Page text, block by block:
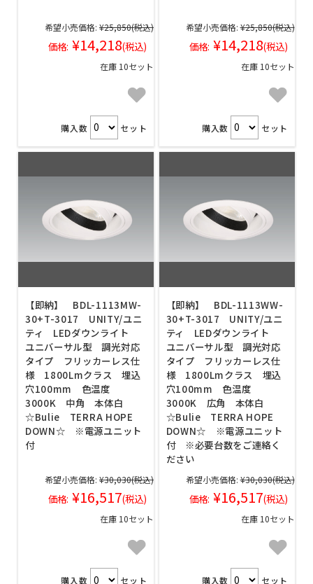
希望小売価格: ¥25,850(税込)
価格: ¥14,218(税込)
在庫 10セット
購入数 セット
希望小売価格: ¥25,850(税込)
価格: ¥14,218(税込)
在庫 10セット
購入数 セット
【即納】 BDL-1113MW-
30+T-3017 UNITY/ユニ
ティ LEDダウンライト
ユニバーサル型 調光対応
タイプ フリッカーレス仕
様 1800Lmクラス 埋込
穴100mm 色温度
3000K 中角 本体白
☆Bulie TERRA HOPE
DOWN☆ ※電源ユニット
付
希望小売価格: ¥30,030(税込)
価格: ¥16,517(税込)
在庫 10セット
購入数 セット
【即納】 BDL-1113WW-
30+T-3017 UNITY/ユニ
ティ LEDダウンライト
ユニバーサル型 調光対応
タイプ フリッカーレス仕
様 1800Lmクラス 埋込
穴100mm 色温度
3000K 広角 本体白
☆Bulie TERRA HOPE
DOWN☆ ※電源ユニット
付 ※必要台数をご連絡く
ださい
希望小売価格: ¥30,030(税込)
価格: ¥16,517(税込)
在庫 10セット
購入数 セット